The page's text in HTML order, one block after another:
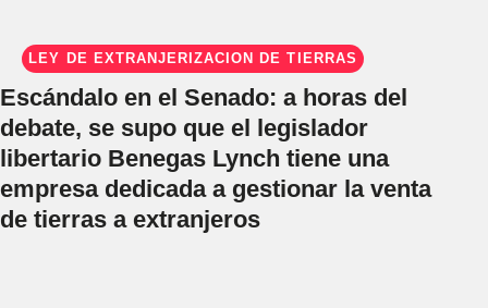
LEY DE EXTRANJERIZACIÓN DE TIERRAS
Escándalo en el Senado: a horas del
debate, se supo que el legislador
libertario Benegas Lynch tiene una
empresa dedicada a gestionar la venta
de tierras a extranjeros